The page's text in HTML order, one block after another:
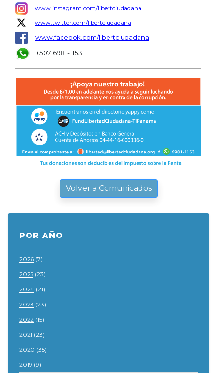
www.instagram.com/libertciudadana
www.twitter.com/libertciudadana
www.facebok.com/libertciudadana
+507 6981-1153
Volver a Comunicados
POR AÑO
2026 (7)
2025 (23)
2024 (21)
2023 (23)
2022 (15)
2021 (23)
2020 (35)
2019 (9)